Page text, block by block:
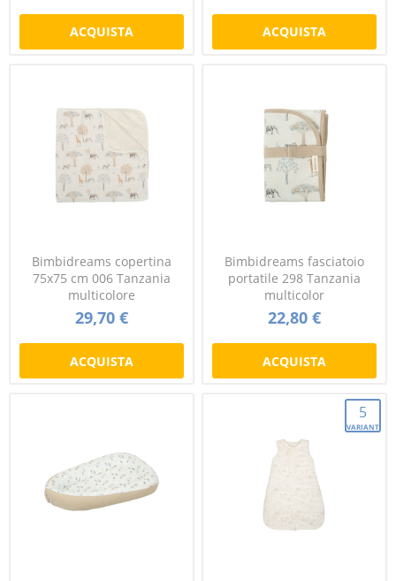
ACQUISTA ACQUISTA
Bimbidreams copertina
75x75 cm 006 Tanzania
multicolore
29,70 €
ACQUISTA
Bimbidreams fasciatoio
portatile 298 Tanzania
multicolor
22,80 €
ACQUISTA
5
VARIANTI